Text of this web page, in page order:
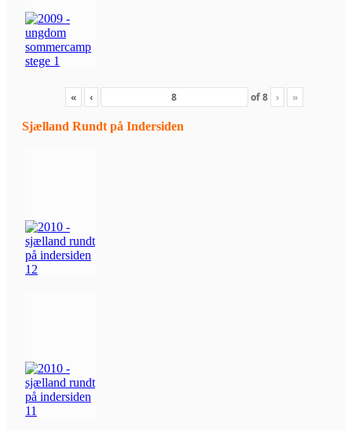
« ‹ of8 › »
Sjælland Rundt på Indersiden